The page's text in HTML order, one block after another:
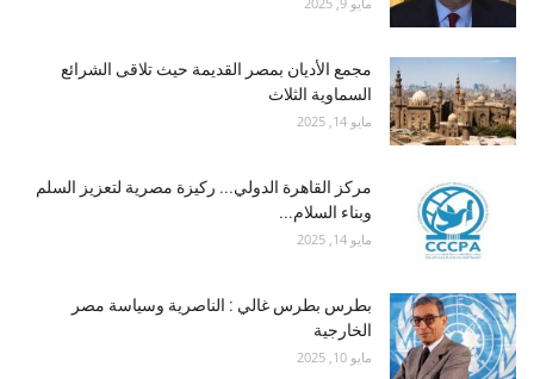
مجمع الأديان بمصر القديمة حيث تلاقى الشرائع
السماوية الثلاث
مايو 14, 2025
مركز القاهرة الدولي... ركيزة مصرية لتعزيز السلم
وبناء السلام...
مايو 14, 2025
بطرس بطرس غالي : الناصرية وسياسة مصر
الخارجية
مايو 10, 2025